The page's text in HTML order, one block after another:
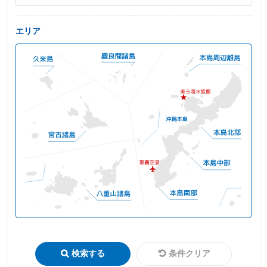
エリア
検索する 条件クリア